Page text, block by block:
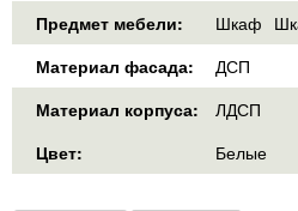
Предмет мебели: Шкаф
Материал фасада:
ДСП
Материал корпуса:
ЛДСП
Цвет:
Белые